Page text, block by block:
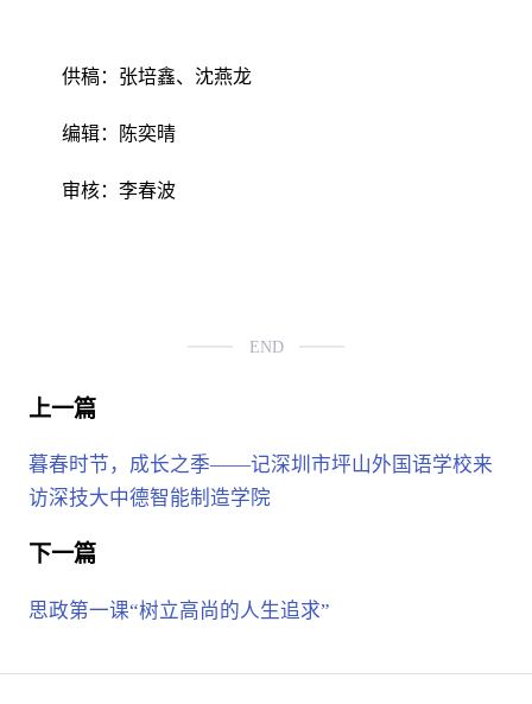
供稿：张培鑫、沈燕龙
编辑：陈奕晴
审核：李春波
END
上一篇
暮春时节，成长之季——记深圳市坪山外国语学校来
访深技大中德智能制造学院
下一篇
思政第一课“树立高尚的人生追求”